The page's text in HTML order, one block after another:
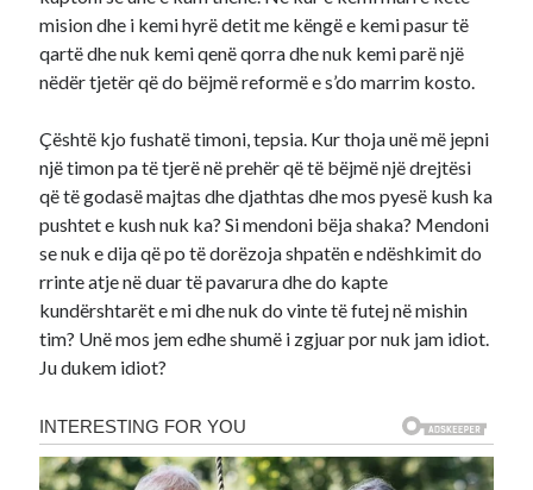
mision dhe i kemi hyrë detit me këngë e kemi pasur të
qartë dhe nuk kemi qenë qorra dhe nuk kemi parë një
nëdër tjetër që do bëjmë reformë e s’do marrim kosto.
Çështë kjo fushatë timoni, tepsia. Kur thoja unë më jepni
një timon pa të tjerë në prehër që të bëjmë një drejtësi
që të godasë majtas dhe djathtas dhe mos pyesë kush ka
pushtet e kush nuk ka? Si mendoni bëja shaka? Mendoni
se nuk e dija që po të dorëzoja shpatën e ndëshkimit do
rrinte atje në duar të pavarura dhe do kapte
kundërshtarët e mi dhe nuk do vinte të futej në mishin
tim? Unë mos jem edhe shumë i zgjuar por nuk jam idiot.
Ju dukem idiot?